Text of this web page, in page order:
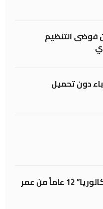
فوضى التنظيم
دون تحميل
كابوس النتائج.. حين تختزل “البكالوريا” 12 عاماً من عمر